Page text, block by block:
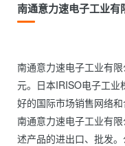
南通意力速电子工业有
南通意力速电子工业有
元。日本IRISO电子工业
好的国际市场销售网络和
南通意力速电子工业有
述产品的进出口、批发